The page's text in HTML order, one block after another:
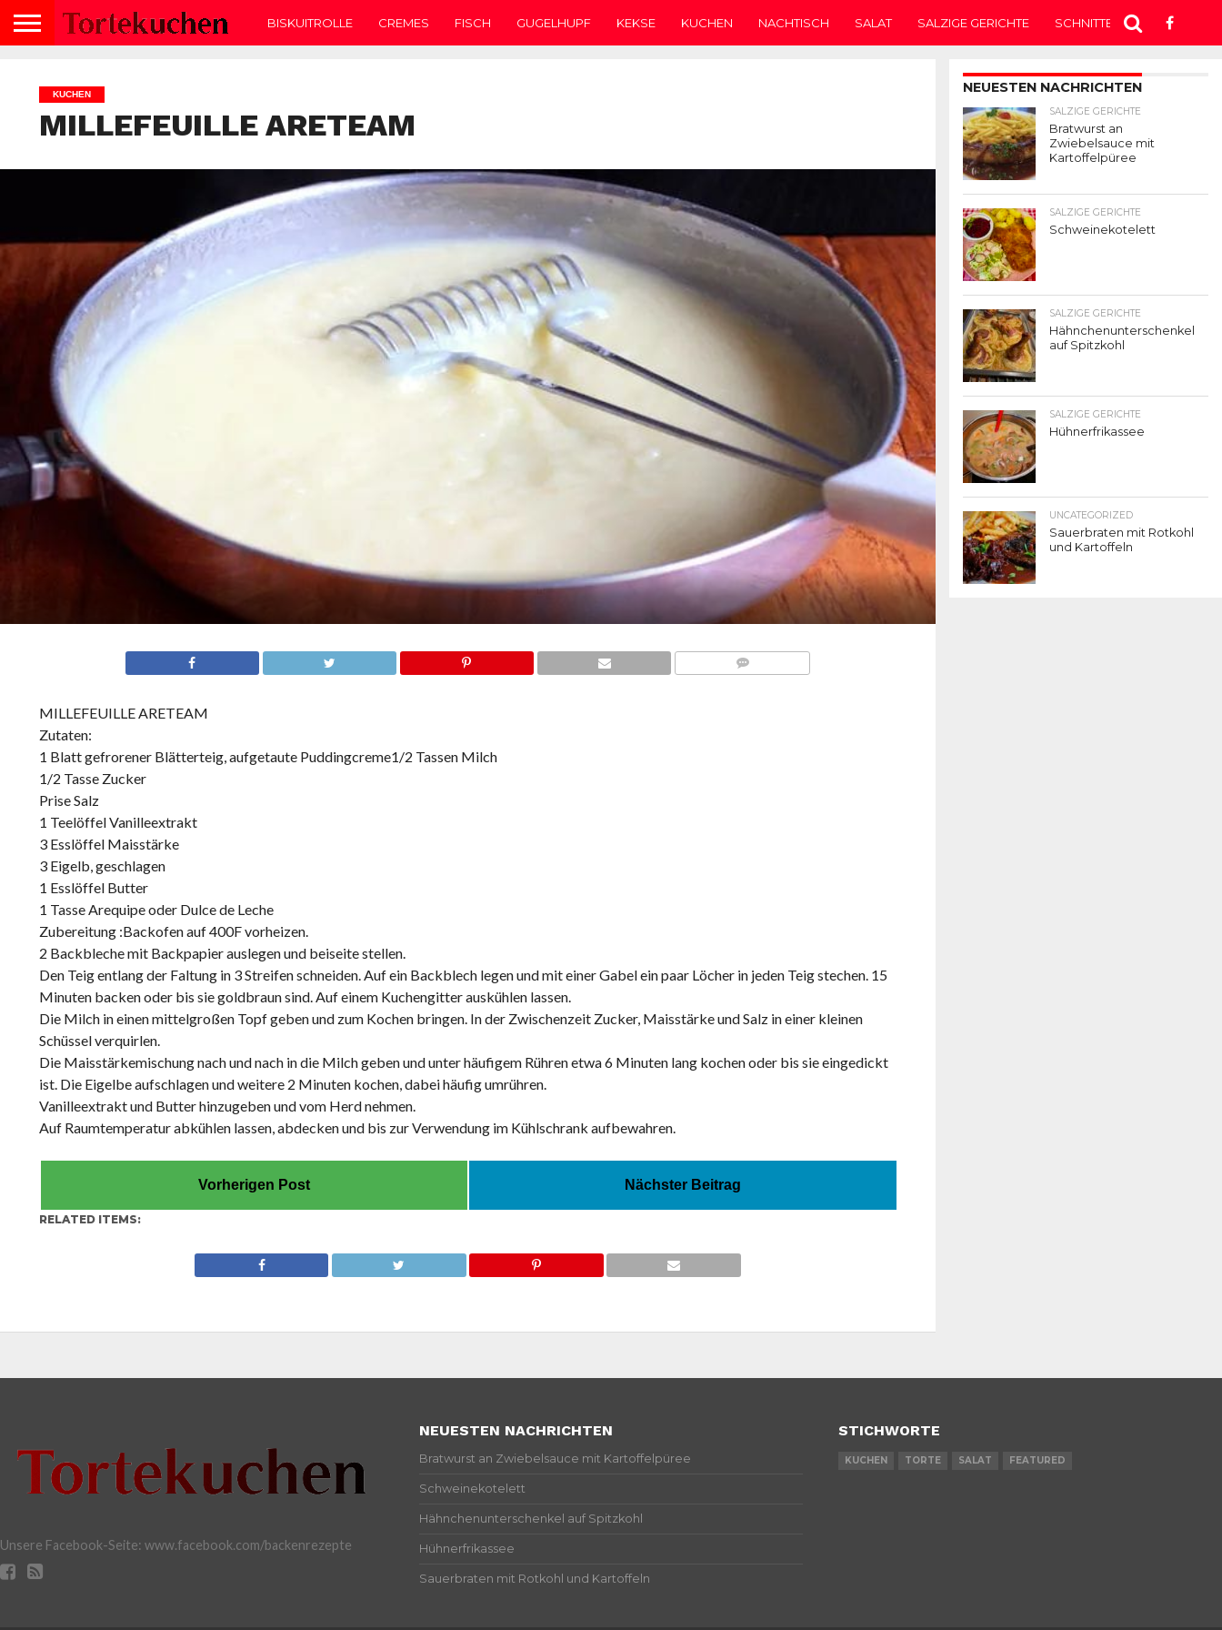
BISKUITROLLE CREMES FISCH GUGELHUPF KEKSE KUCHEN NACHTISCH SALAT SALZIGE GERICHTE SCHNITTEN SUPPE
KUCHEN
MILLEFEUILLE ARETEAM
MILLEFEUILLE ARETEAM
Zutaten:
1 Blatt gefrorener Blätterteig, aufgetaute Puddingcreme1/2 Tassen Milch
1/2 Tasse Zucker
Prise Salz
1 Teelöffel Vanilleextrakt
3 Esslöffel Maisstärke
3 Eigelb, geschlagen
1 Esslöffel Butter
1 Tasse Arequipe oder Dulce de Leche
Zubereitung :Backofen auf 400F vorheizen.
2 Backbleche mit Backpapier auslegen und beiseite stellen.
Den Teig entlang der Faltung in 3 Streifen schneiden. Auf ein Backblech legen und mit einer Gabel ein paar Löcher in jeden Teig stechen. 15
Minuten backen oder bis sie goldbraun sind. Auf einem Kuchengitter auskühlen lassen.
Die Milch in einen mittelgroßen Topf geben und zum Kochen bringen. In der Zwischenzeit Zucker, Maisstärke und Salz in einer kleinen
Schüssel verquirlen.
Die Maisstärkemischung nach und nach in die Milch geben und unter häufigem Rühren etwa 6 Minuten lang kochen oder bis sie eingedickt
ist. Die Eigelbe aufschlagen und weitere 2 Minuten kochen, dabei häufig umrühren.
Vanilleextrakt und Butter hinzugeben und vom Herd nehmen.
Auf Raumtemperatur abkühlen lassen, abdecken und bis zur Verwendung im Kühlschrank aufbewahren.
Vorherigen Post Nächster Beitrag
RELATED ITEMS:
NEUESTEN NACHRICHTEN
SALZIGE GERICHTE
Bratwurst an
Zwiebelsauce mit
Kartoffelpüree
SALZIGE GERICHTE
Schweinekotelett
SALZIGE GERICHTE
Hähnchenunterschenkel
auf Spitzkohl
SALZIGE GERICHTE
Hühnerfrikassee
UNCATEGORIZED
Sauerbraten mit Rotkohl
und Kartoffeln
Unsere Facebook-Seite: www.facebook.com/backenrezepte
NEUESTEN NACHRICHTEN
Bratwurst an Zwiebelsauce mit Kartoffelpüree
Schweinekotelett
Hähnchenunterschenkel auf Spitzkohl
Hühnerfrikassee
Sauerbraten mit Rotkohl und Kartoffeln
STICHWORTE
KUCHEN TORTE SALAT FEATURED